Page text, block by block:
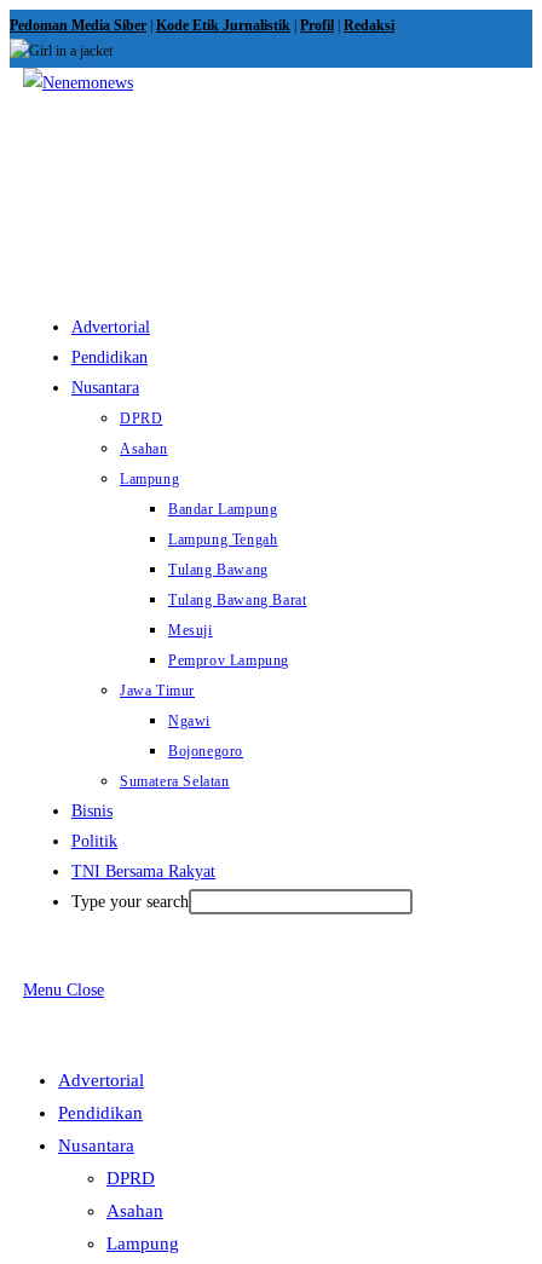
Skip
to
content
Pedoman Media Siber Kode Etik Jurnalistik Profil Redaksi
Advertorial
Pendidikan
Nusantara
DPRD
Asahan
Lampung
Bandar Lampung
Lampung Tengah
Tulang Bawang
Tulang Bawang Barat
Mesuji
Pemprov Lampung
Jawa Timur
Ngawi
Bojonegoro
Sumatera Selatan
Bisnis
Politik
TNI Bersama Rakyat
Type your search
Menu Close
Advertorial
Pendidikan
Nusantara
DPRD
Asahan
Lampung